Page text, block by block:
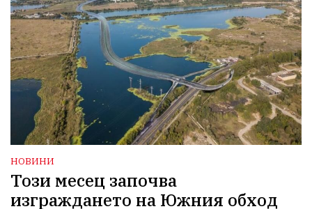
НОВИНИ
Този месец започва
изграждането на Южния обход